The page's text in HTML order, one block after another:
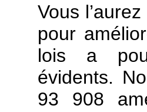
Vous
pour
lois a
évidents.
93 908